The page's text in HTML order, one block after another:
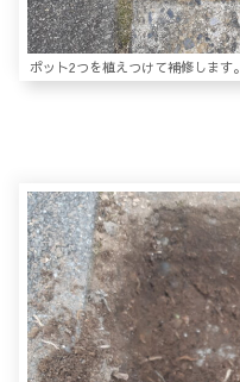
ポット2つを植えつけて補修します。